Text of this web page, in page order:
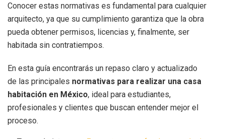
Conocer estas normativas es fundamental para cualquier
arquitecto, ya que su cumplimiento garantiza que la obra
pueda obtener permisos, licencias y, finalmente, ser
habitada sin contratiempos.
En esta guía encontrarás un repaso claro y actualizado
de las principales normativas para realizar una casa
habitación en México, ideal para estudiantes,
profesionales y clientes que buscan entender mejor el
proceso.